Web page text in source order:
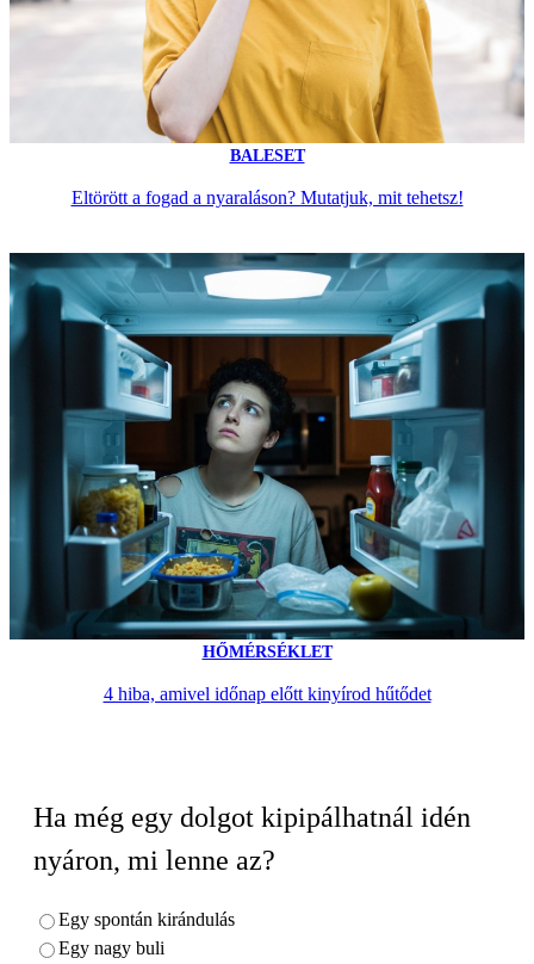
BALESET
Eltörött a fogad a nyaraláson? Mutatjuk, mit tehetsz!
HŐMÉRSÉKLET
4 hiba, amivel időnap előtt kinyírod hűtődet
Ha még egy dolgot kipipálhatnál idén
nyáron, mi lenne az?
Egy spontán kirándulás
Egy nagy buli